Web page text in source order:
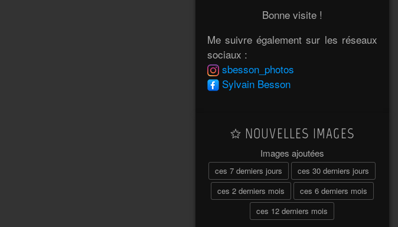
Bonne visite !
Me suivre également sur les réseaux
sociaux :
sbesson_photos
Sylvain Besson
NOUVELLES IMAGES
Images ajoutées
ces 7 derniers jours
ces 30 derniers jours
ces 2 derniers mois
ces 6 derniers mois
ces 12 derniers mois